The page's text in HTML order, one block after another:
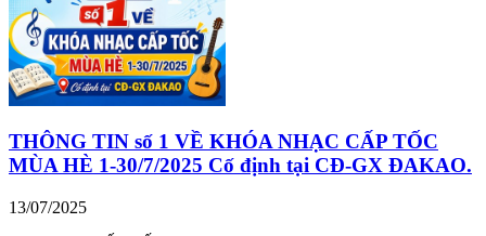
THÔNG TIN số 1 VỀ KHÓA NHẠC CẤP TỐC
MÙA HÈ 1-30/7/2025 Cố định tại CĐ-GX ĐAKAO.
13/07/2025